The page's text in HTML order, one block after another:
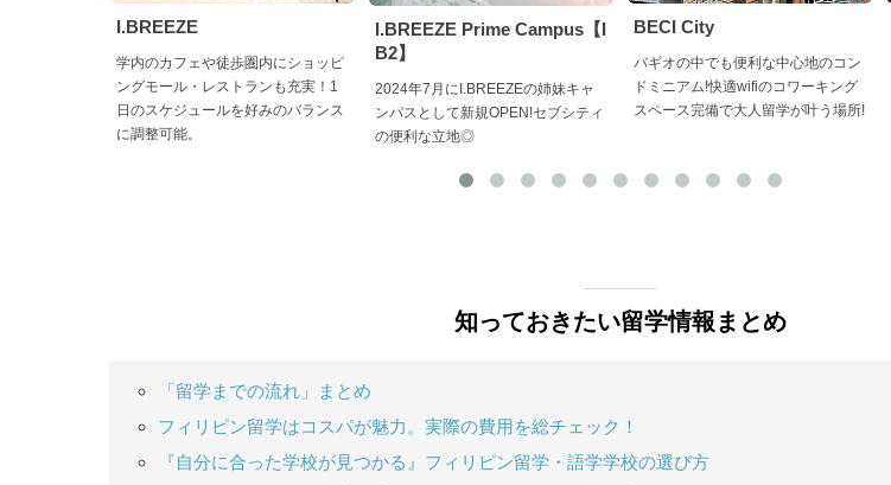
I.BREEZE
学内のカフェや徒歩圏内にショッピ
ングモール・レストランも充実！1
日のスケジュールを好みのバランス
に調整可能。
I.BREEZE Prime Campus【I
B2】
2024年7月にI.BREEZEの姉妹キャ
ンパスとして新規OPEN!セブシティ
の便利な立地◎
BECI City
バギオの中でも便利な中心地のコン
ドミニアム!快適wifiのコワーキング
スペース完備で大人留学が叶う場所!
知っておきたい留学情報まとめ
「留学までの流れ」まとめ
フィリピン留学はコスパが魅力。実際の費用を総チェック！
『自分に合った学校が見つかる』フィリピン留学・語学学校の選び方